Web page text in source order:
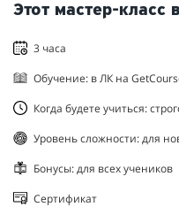
Этот мастер-класс
3 часа
Обучение: в ЛК на
Когда будете учиться:
Уровень сложности: для
Бонусы: для всех учеников
Сертификат